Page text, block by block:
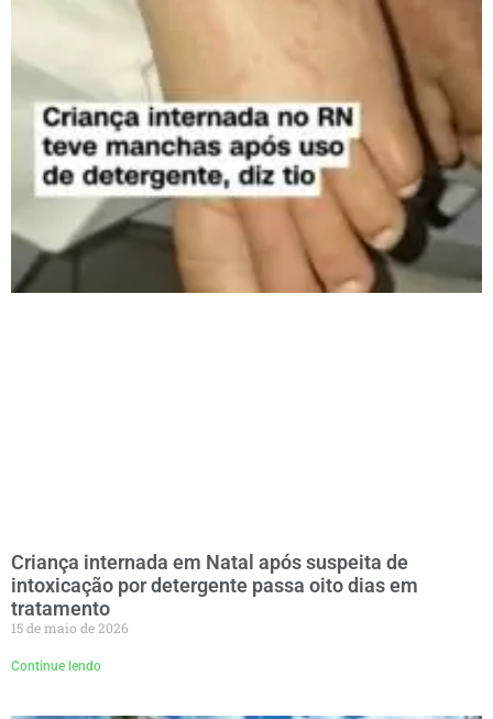
Criança internada em Natal após suspeita de
intoxicação por detergente passa oito dias em
tratamento
15 de maio de 2026
Continue lendo